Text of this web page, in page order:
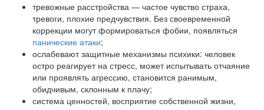
тревожные расстройства — частое чувство страха,
тревоги, плохие предчувствия. Без своевременной
коррекции могут формироваться фобии, появляться
панические атаки;
ослабевают защитные механизмы психики: человек
остро реагирует на стресс, может испытывать отчаяние
или проявлять агрессию, становится ранимым,
обидчивым, склонным к плачу;
система ценностей, восприятие собственной жизни,